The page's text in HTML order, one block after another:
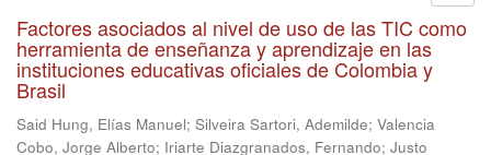
Factores asociados al nivel de uso de las TIC como
herramienta de enseñanza y aprendizaje en las
instituciones educativas oficiales de Colombia y
Brasil
Said Hung, Elías Manuel; Silveira Sartori, Ademilde; Valencia
Cobo, Jorge Alberto; Iriarte Diazgranados, Fernando; Justo